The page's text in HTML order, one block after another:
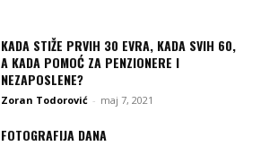
KADA STIŽE PRVIH 30 EVRA, KADA SVIH 60,
A KADA POMOĆ ZA PENZIONERE I
NEZAPOSLENE?
Zoran Todorović - maj 7, 2021
FOTOGRAFIJA DANA